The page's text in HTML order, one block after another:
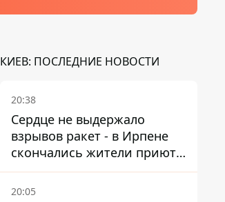
КИЕВ: ПОСЛЕДНИЕ НОВОСТИ
20:38
Сердце не выдержало
взрывов ракет - в Ирпене
скончались жители приюта
для собак с инвалидностью
20:05